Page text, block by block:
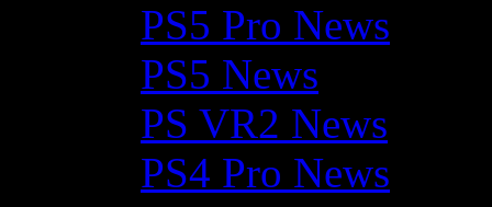
PS5 Pro News
PS5 News
PS VR2 News
PS4 Pro News